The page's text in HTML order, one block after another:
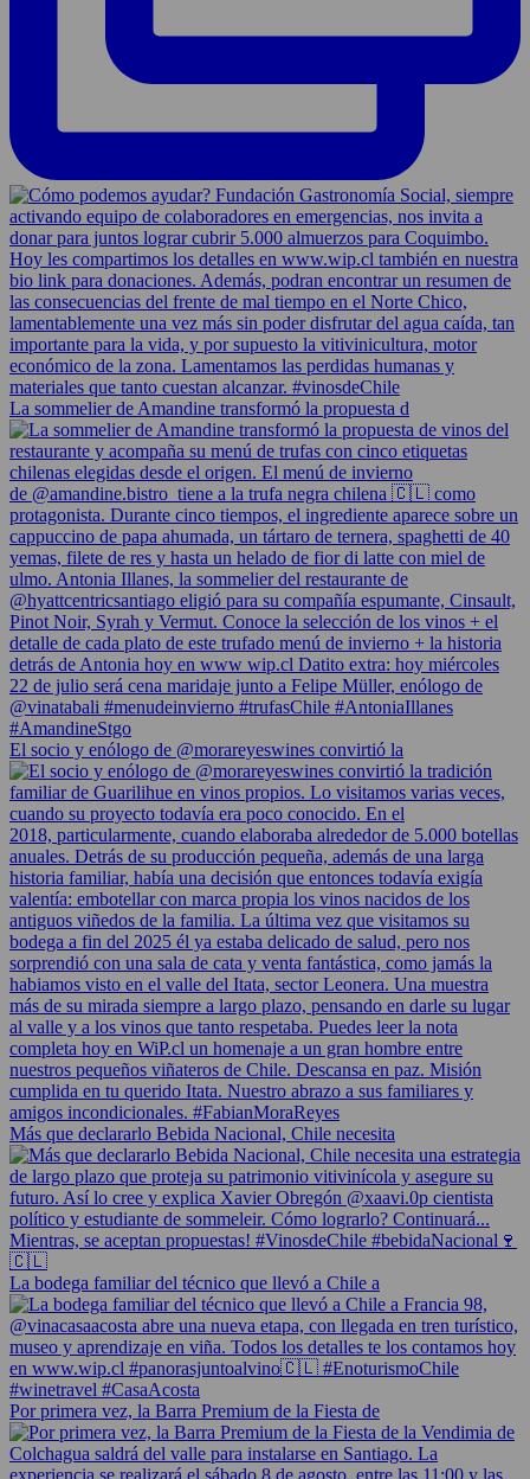
La sommelier de Amandine transformó la propuesta d
El socio y enólogo de @morareyeswines convirtió la
Más que declararlo Bebida Nacional, Chile necesita
La bodega familiar del técnico que llevó a Chile a
Por primera vez, la Barra Premium de la Fiesta de